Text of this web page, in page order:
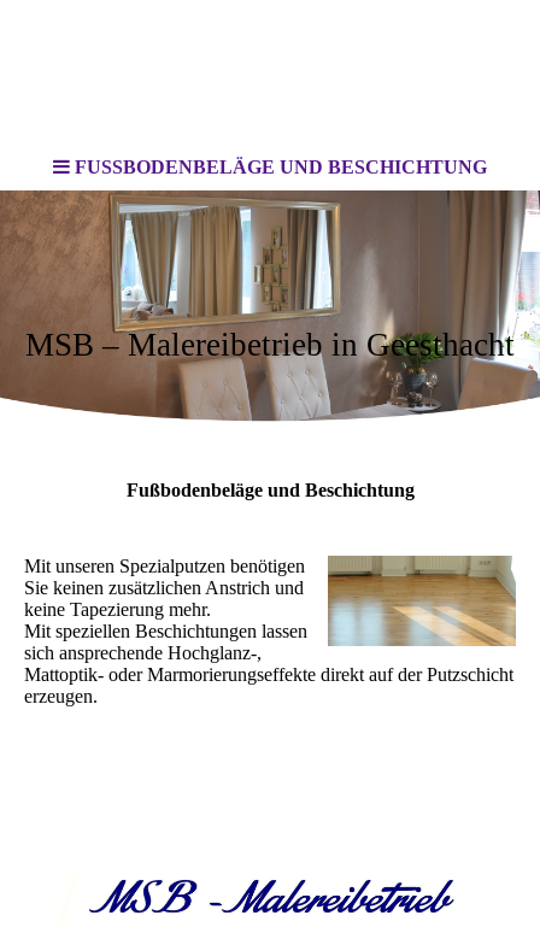
FUSSBODENBELÄGE UND BESCHICHTUNG
MSB – Malereibetrieb in Geesthacht
Fußbodenbeläge und Beschichtung
Mit unseren Spezialputzen benötigen
Sie keinen zusätzlichen Anstrich und
keine Tapezierung mehr.
Mit speziellen Beschichtungen las­sen
sich ansprechende Hoch­­glanz-,
Mattoptik- oder Mar­mo­rie­rungs­effekte direkt auf der Putz­schicht
erzeugen.